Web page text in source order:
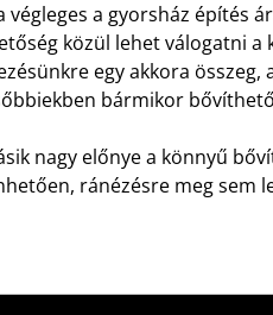
végleges a gyorsház építés
közül lehet válogatni a
egy akkora
bármikor
nagy előnye a könnyű
ránézésre meg sem